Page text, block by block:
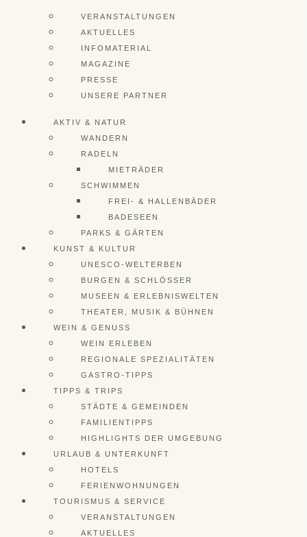
VERANSTALTUNGEN
AKTUELLES
INFOMATERIAL
MAGAZINE
PRESSE
UNSERE PARTNER
AKTIV & NATUR
WANDERN
RADELN
MIETRÄDER
SCHWIMMEN
FREI- & HALLENBÄDER
BADESEEN
PARKS & GÄRTEN
KUNST & KULTUR
UNESCO-WELTERBEN
BURGEN & SCHLÖSSER
MUSEEN & ERLEBNISWELTEN
THEATER, MUSIK & BÜHNEN
WEIN & GENUSS
WEIN ERLEBEN
REGIONALE SPEZIALITÄTEN
GASTRO-TIPPS
TIPPS & TRIPS
STÄDTE & GEMEINDEN
FAMILIENTIPPS
HIGHLIGHTS DER UMGEBUNG
URLAUB & UNTERKUNFT
HOTELS
FERIENWOHNUNGEN
TOURISMUS & SERVICE
VERANSTALTUNGEN
AKTUELLES